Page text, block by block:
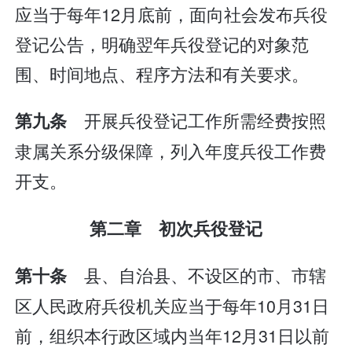
应当于每年12月底前，面向社会发布兵役
登记公告，明确翌年兵役登记的对象范
围、时间地点、程序方法和有关要求。
第九条开展兵役登记工作所需经费按照
隶属关系分级保障，列入年度兵役工作费
开支。
第二章 初次兵役登记
第十条县、自治县、不设区的市、市辖
区人民政府兵役机关应当于每年10月31日
前，组织本行政区域内当年12月31日以前